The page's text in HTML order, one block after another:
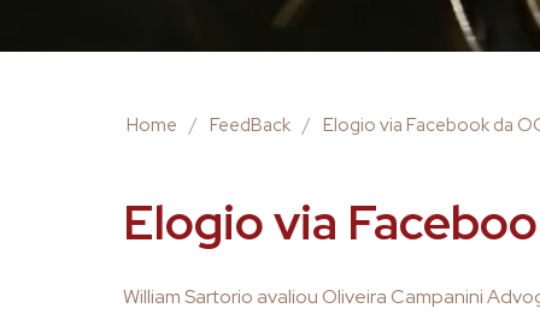
Home / FeedBack / Elogio via Facebook da
Elogio via
William Sartorio avaliou Oliveira Campanini